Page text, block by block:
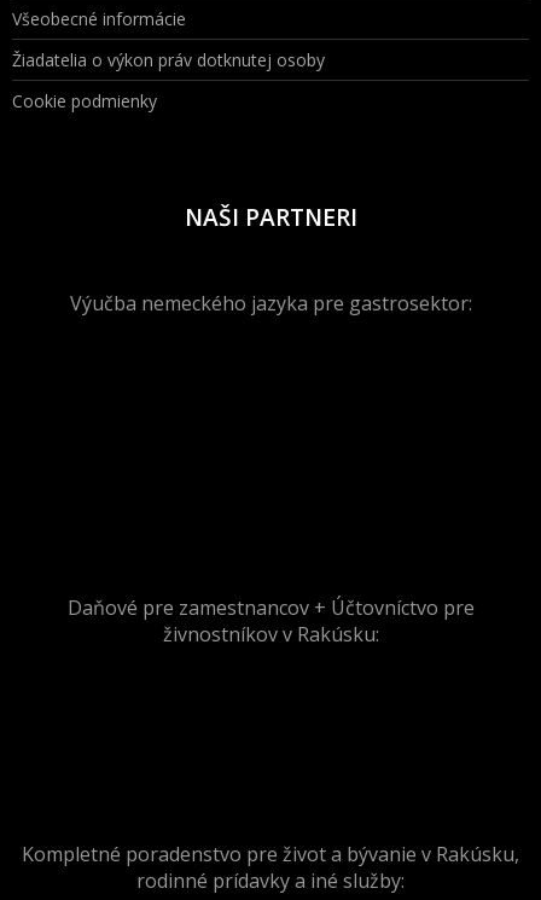
Všeobecné informácie
Žiadatelia o výkon práv dotknutej osoby
Cookie podmienky
NAŠI PARTNERI
Výučba nemeckého jazyka pre gastrosektor:
Daňové pre zamestnancov + Účtovníctvo pre
živnostníkov v Rakúsku:
Kompletné poradenstvo pre život a bývanie v Rakúsku,
rodinné prídavky a iné služby: